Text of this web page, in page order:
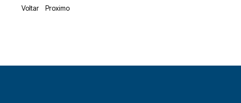
Voltar Proximo